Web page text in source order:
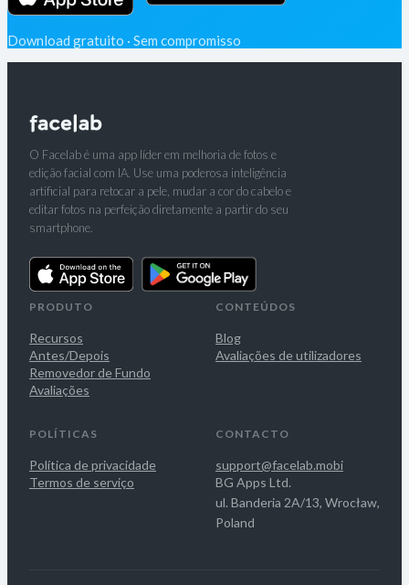
Download gratuito · Sem compromisso
O Facelab é uma app líder em melhoria de fotos e
edição facial com IA. Use uma poderosa inteligência
artificial para retocar a pele, mudar a cor do cabelo e
editar fotos na perfeição diretamente a partir do seu
smartphone.
PRODUTO
Recursos
Antes/Depois
Removedor de Fundo
Avaliações
CONTEÚDOS
Blog
Avaliações de utilizadores
POLÍTICAS
Política de privacidade
Termos de serviço
CONTACTO
support@facelab.mobi
BG Apps Ltd.
ul. Banderia 2A/13, Wrocław,
Poland